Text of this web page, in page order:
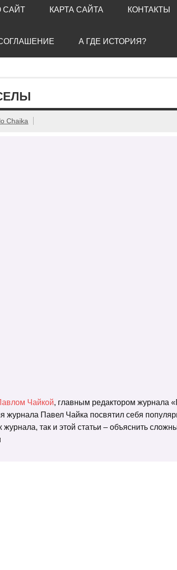
САЙТ КАРТА САЙТА КОНТАКТЫ
А ГДЕ ИСТОРИЯ?
Chaika
Чайкой, главным редактором журнала
журнала Павел Чайка посвятил себя
журнала, так и этой статьи – объяснить